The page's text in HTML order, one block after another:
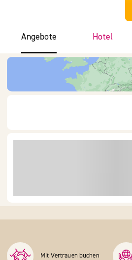
Angebote Hotel
Mit Vertrauen buchen